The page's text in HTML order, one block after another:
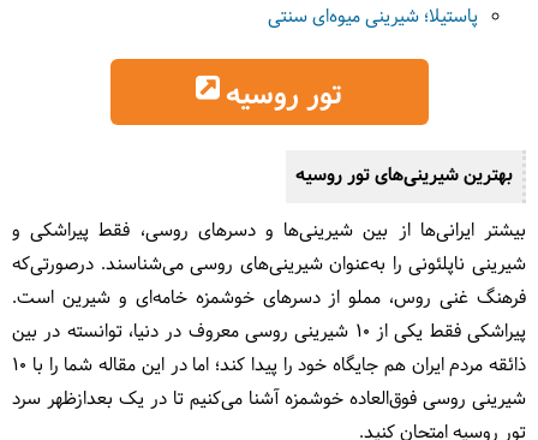
پاستیلا؛ شیرینی میوه‌ای سنتی
تور روسیه
بهترین شیرینی‌های تور روسیه
بیشتر ایرانی‌ها از بین شیرینی‌ها و دسرهای روسی، فقط پیراشکی و
شیرینی ناپلئونی را به‌عنوان شیرینی‌های روسی می‌شناسند. درصورتی‌که
فرهنگ غنی روس، مملو از دسرهای خوشمزه خامه‌ای و شیرین است.
پیراشکی فقط یکی از ۱۰ شیرینی روسی معروف در دنیا، توانسته در بین
ذائقه مردم ایران هم جایگاه خود را پیدا کند؛ اما در این مقاله شما را با ۱۰
شیرینی روسی فوق‌العاده خوشمزه آشنا می‌کنیم تا در یک بعدازظهر سرد
تور روسیه امتحان کنید.